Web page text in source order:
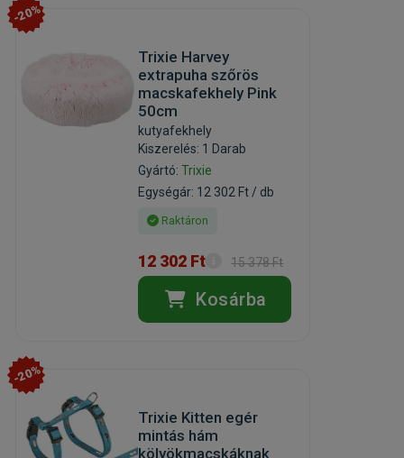
-20%
Trixie Harvey
extrapuha szőrös
macskafekhely Pink
50cm
kutyafekhely
Kiszerelés: 1 Darab
Gyártó:Trixie
Egységár: 12 302 Ft / db
Raktáron
12 302 Ft 15 378 Ft
Kosárba
-20%
Trixie Kitten egér
mintás hám
kölyökmacskáknak